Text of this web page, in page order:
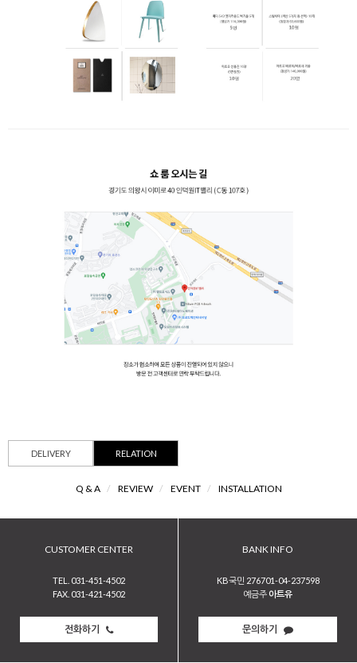
DELIVERY RELATION
Q & A / REVIEW / EVENT / INSTALLATION
CUSTOMER CENTER
TEL. 031-451-4502
FAX. 031-421-4502
전화하기
BANK INFO
KB국민 276701-04-237598
예금주 아트유
문의하기